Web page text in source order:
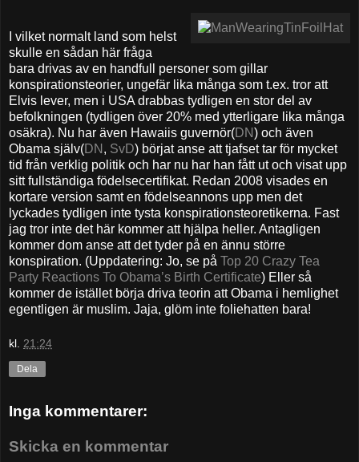
I vilket normalt land som helst
skulle en sådan här fråga
bara drivas av en handfull personer som gillar
konspirationsteorier, ungefär lika många som t.ex. tror att
Elvis lever, men i USA drabbas tydligen en stor del av
befolkningen (tydligen över 20% med ytterligare lika många
osäkra). Nu har även Hawaiis guvernör(DN) och även
Obama själv(DN , SvD) börjat anse att tjafset tar för mycket
tid från verklig politik och har nu har han fått ut och visat upp
sitt fullständiga födelsecertifikat. Redan 2008 visades en
kortare version samt en födelseannons upp men det
lyckades tydligen inte tysta konspirationsteoretikerna. Fast
jag tror inte det här kommer att hjälpa heller. Antagligen
kommer dom anse att det tyder på en ännu större
konspiration. (Uppdatering: Jo, se på Top 20 Crazy Tea
Party Reactions To Obama’s Birth Certificate) Eller så
kommer de istället börja driva teorin att Obama i hemlighet
egentligen är muslim. Jaja, glöm inte foliehatten bara!
kl. 21:24
Dela
Inga kommentarer:
Skicka en kommentar